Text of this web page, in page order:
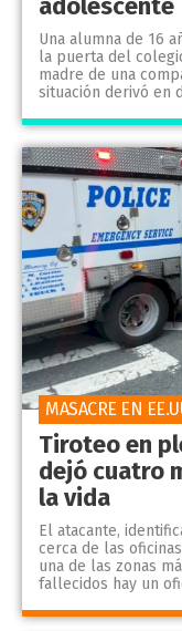
adolescente
Una alumna de 16
la puerta del
madre de una
situación derivó en
Tiroteo en
dejó cuatro
la vida
El atacante,
cerca de las
una de las zonas
fallecidos hay un
MASACRE EN